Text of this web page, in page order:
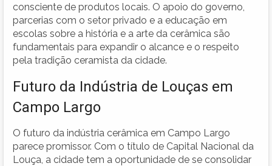
consciente de produtos locais. O apoio do governo,
parcerias com o setor privado e a educação em
escolas sobre a história e a arte da cerâmica são
fundamentais para expandir o alcance e o respeito
pela tradição ceramista da cidade.
Futuro da Indústria de Louças em
Campo Largo
O futuro da indústria cerâmica em Campo Largo
parece promissor. Com o título de Capital Nacional da
Louça, a cidade tem a oportunidade de se consolidar